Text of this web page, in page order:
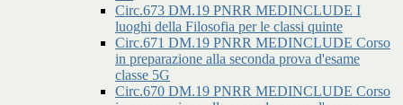
Circ.673 DM.19 PNRR MEDINCLUDE I
luoghi della Filosofia per le classi quinte
Circ.671 DM.19 PNRR MEDINCLUDE Corso
in preparazione alla seconda prova d'esame
classe 5G
Circ.670 DM.19 PNRR MEDINCLUDE Corso